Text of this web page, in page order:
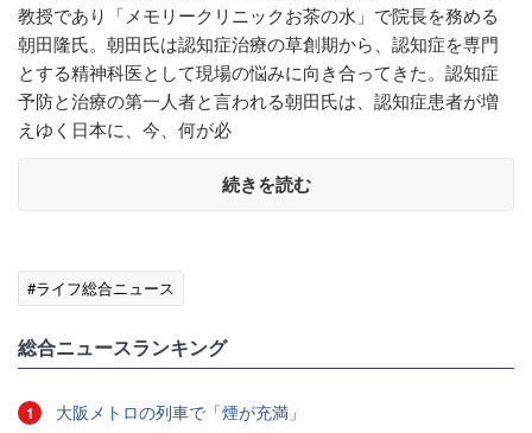
教授であり「メモリークリニックお茶の水」で院長を務める
朝田隆氏。朝田氏は認知症治療の草創期から、認知症を専門
とする精神科医として現場の悩みに向き合ってきた。認知症
予防と治療の第一人者と言われる朝田氏は、認知症患者が増
えゆく日本に、今、何が必
続きを読む
#ライフ総合ニュース
総合ニュースランキング
1 大阪メトロの列車で「煙が充満」